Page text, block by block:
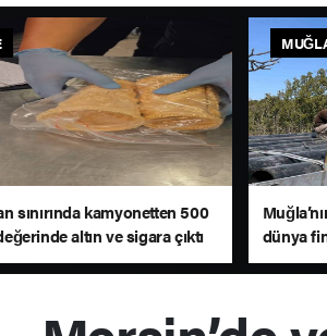
sınırında kamyonetten 500
altın ve sigara çıktı
dünya